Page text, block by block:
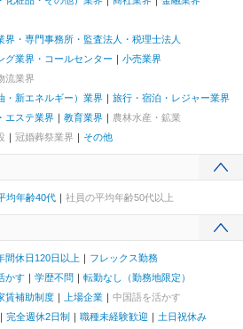
界・専門事務所・監査法人・税理士法人
グ業界・コールセンター
小売業界
流業界
・新エネルギー）業界
旅行・宿泊・レジャー業界
エステ業界 教育業界
農林水産・鉱業
冠婚葬祭業界 その他
均年齢40代 社員の平均年齢50代以上
間休日120日以上
フレックス勤務
かす 学歴不問
転勤なし（勤務地限定）
賃補助制度 上場企業
中国語を活かす
完全週休2日制 職種未経験歓迎
土日祝休み